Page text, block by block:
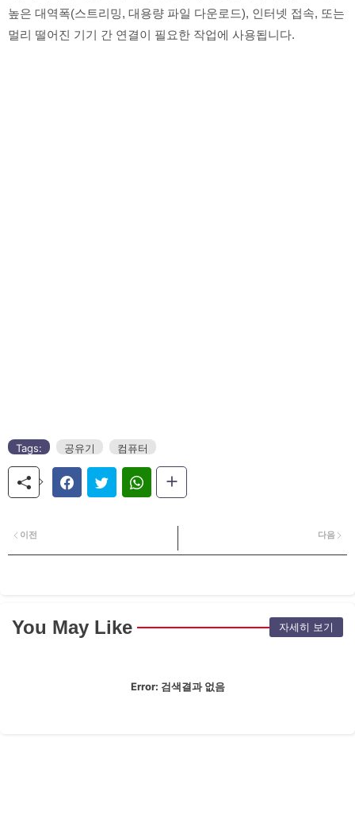
높은 대역폭(스트리밍, 대용량 파일 다운로드), 인터넷 접속, 또는
멀리 떨어진 기기 간 연결이 필요한 작업에 사용됩니다.
Tags: 공유기 컴퓨터
다음
이전
You May Like 자세히 보기
Error: 검색결과 없음